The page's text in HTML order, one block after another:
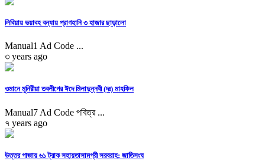
লিবিয়ায় ভয়াবহ বন্যায় প্রাণহানি ৩ হাজার ছাড়ালো
Manual1 Ad Code ...
৩ years ago
ওমানে মুনিরীয়া তবলীগের ঈদে মিলাদুন্নবী (দঃ) মাহফিল
Manual7 Ad Code পবিত্র ...
৭ years ago
উত্তর গাজায় ৬১ ট্রাক সহায়তাসামগ্রী সরবরাহ: জাতিসংঘ